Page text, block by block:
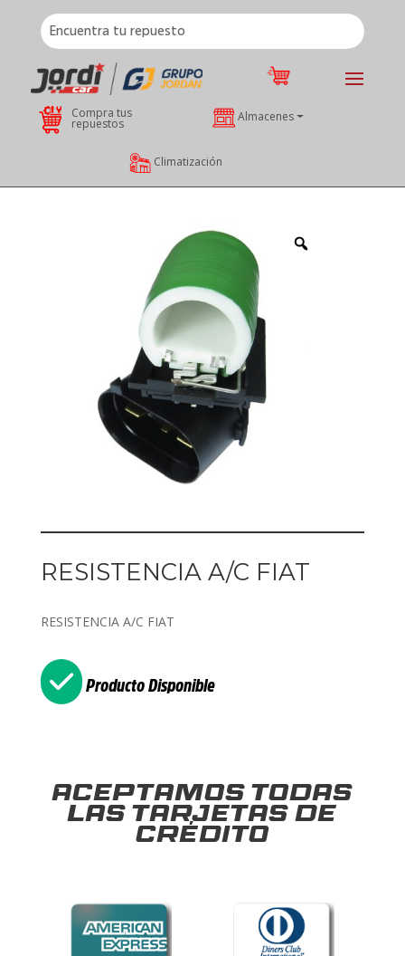
Compra tus
repuestos Almacenes
Climatización
RESISTENCIA A/C FIAT
RESISTENCIA A/C FIAT
Producto Disponible
Aceptamos todas
las tarjetas de
crédito